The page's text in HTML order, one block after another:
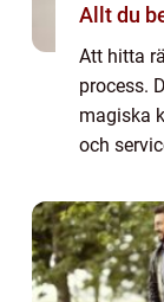
Allt du
Att hitta
process.
magiska
och